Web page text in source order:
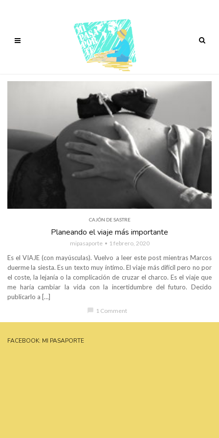
CAJÓN DE SASTRE
Planeando el viaje más importante
mipasaporte 1 febrero, 2020
Es el VIAJE (con mayúsculas). Vuelvo a leer este post mientras Marcos
duerme la siesta. Es un texto muy íntimo. El viaje más difícil pero no por
el coste, la lejanía o la complicación de cruzar el charco. Es el viaje que
me haría cambiar la vida con la incertidumbre del futuro. Decido
publicarlo a […]
chat_bubble 1 Comment
FACEBOOK: MI PASAPORTE